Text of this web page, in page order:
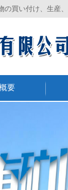
買い付け、生産
要